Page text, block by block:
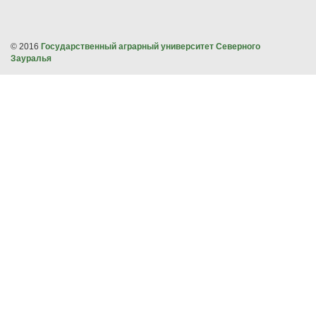
© 2016 Государственный аграрный университет Северного
Зауралья